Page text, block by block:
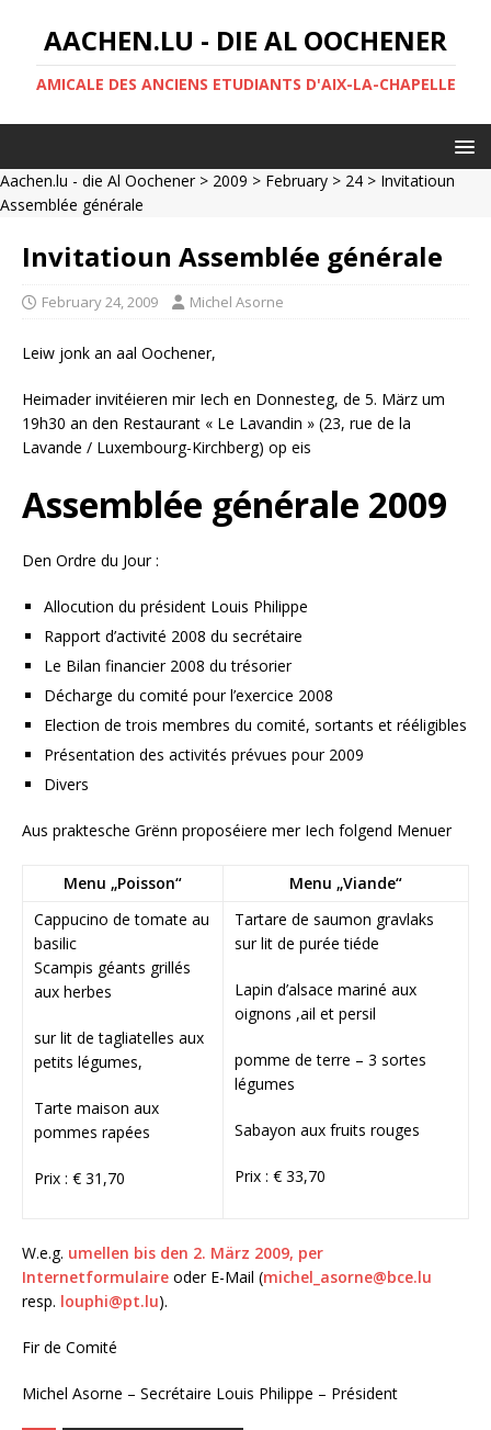
AACHEN.LU - DIE AL OOCHENER
AMICALE DES ANCIENS ETUDIANTS D'AIX-LA-CHAPELLE
Aachen.lu - die Al Oochener> 2009 > February > 24 > Invitatioun
Assemblée générale
Invitatioun Assemblée générale
February 24, 2009 Michel Asorne
Leiw jonk an aal Oochener,
Heimader invitéieren mir Iech en Donnesteg, de 5. März um
19h30 an den Restaurant « Le Lavandin » (23, rue de la
Lavande / Luxembourg-Kirchberg) op eis
Assemblée générale 2009
Den Ordre du Jour :
Allocution du président Louis Philippe
Rapport d’activité 2008 du secrétaire
Le Bilan financier 2008 du trésorier
Décharge du comité pour l’exercice 2008
Election de trois membres du comité, sortants et rééligibles
Présentation des activités prévues pour 2009
Divers
Aus praktesche Grënn proposéiere mer Iech folgend Menuer
Menu „Poisson“
Menu „Viande“
Cappucino de tomate au
basilic
Scampis géants grillés
aux herbes
sur lit de tagliatelles aux
petits légumes,
Tarte maison aux
pommes rapées
Prix : € 31,70
Tartare de saumon gravlaks
sur lit de purée tiéde
Lapin d’alsace mariné aux
oignons ,ail et persil
pomme de terre – 3 sortes
légumes
Sabayon aux fruits rouges
Prix : € 33,70
W.e.g. umellen bis den 2. März 2009, per
Internetformulaire oder E-Mail (michel_asorne@bce.lu
resp. louphi@pt.lu).
Fir de Comité
Michel Asorne – Secrétaire Louis Philippe – Président